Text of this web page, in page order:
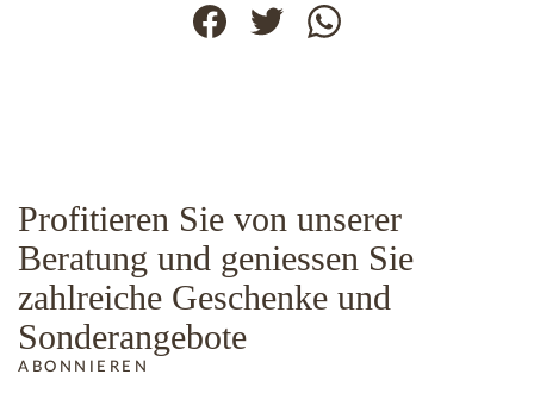
Profitieren Sie von unserer
Beratung und geniessen Sie
zahlreiche Geschenke und
Sonderangebote
ABONNIEREN